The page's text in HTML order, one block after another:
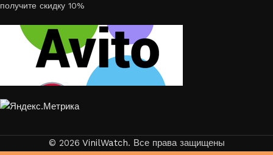
получите скидку 10%
© 2026 VinilWatch. Все права защищены